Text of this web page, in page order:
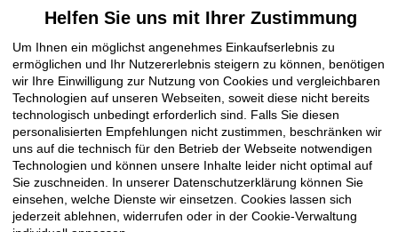
Helfen Sie uns mit Ihrer Zustimmung
Um Ihnen ein möglichst angenehmes Einkaufserlebnis zu
ermöglichen und Ihr Nutzererlebnis steigern zu können, benötigen
wir Ihre Einwilligung zur Nutzung von Cookies und vergleichbaren
Technologien auf unseren Webseiten, soweit diese nicht bereits
technologisch unbedingt erforderlich sind. Falls Sie diesen
personalisierten Empfehlungen nicht zustimmen, beschränken wir
uns auf die technisch für den Betrieb der Webseite notwendigen
Technologien und können unsere Inhalte leider nicht optimal auf
Sie zuschneiden. In unserer Datenschutzerklärung können Sie
einsehen, welche Dienste wir einsetzen. Cookies lassen sich
jederzeit ablehnen, widerrufen oder in der Cookie-Verwaltung